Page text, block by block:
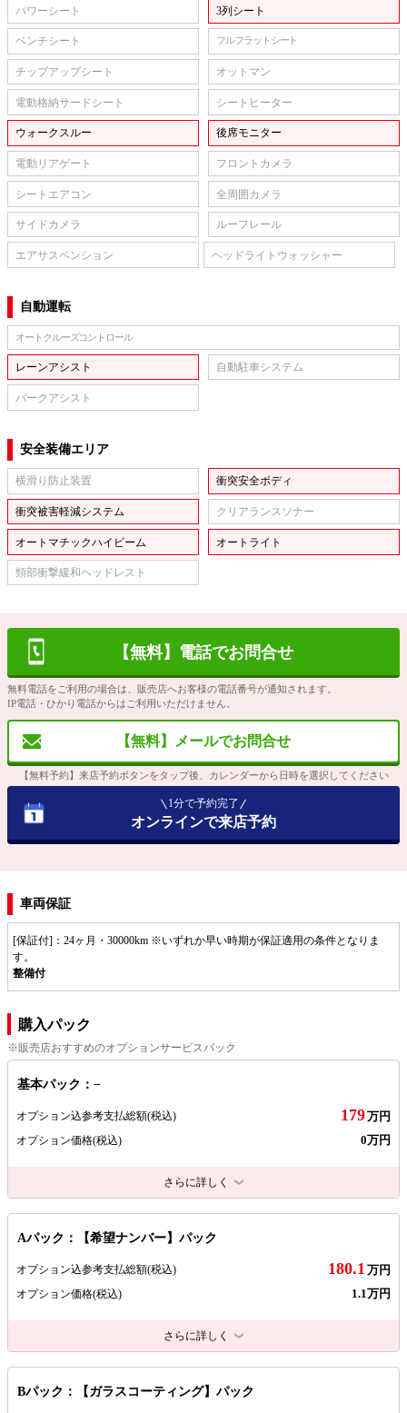
パワーシート 3列シート
ベンチシート フルフラットシート
チップアップシート オットマン
電動格納サードシート シートヒーター
ウォークスルー 後席モニター
電動リアゲート フロントカメラ
シートエアコン 全周囲カメラ
サイドカメラ ルーフレール
エアサスペンション ヘッドライトウォッシャー
自動運転
オートクルーズコントロール
レーンアシスト 自動駐車システム
パークアシスト
安全装備エリア
横滑り防止装置 衝突安全ボディ
衝突被害軽減システム クリアランスソナー
オートマチックハイビーム オートライト
頸部衝撃緩和ヘッドレスト
【無料】電話でお問合せ
無料電話をご利用の場合は、販売店へお客様の電話番号が通知されます。
IP電話・ひかり電話からはご利用いただけません。
【無料】メールでお問合せ
【無料予約】来店予約ボタンをタップ後、カレンダーから日時を選択してください
1分で予約完了
オンラインで来店予約
車両保証
[保証付]：24ヶ月・30000km ※いずれか早い時期が保証適用の条件となりま
す。
整備付
購入パック
※販売店おすすめのオプションサービスパック
基本パック：−
オプション込参考支払総額(税込) 179万円
オプション価格(税込) 0万円
さらに詳しく
Aパック：【希望ナンバー】パック
オプション込参考支払総額(税込) 180.1 万円
オプション価格(税込) 1.1万円
さらに詳しく
Bパック：【ガラスコーティング】パック